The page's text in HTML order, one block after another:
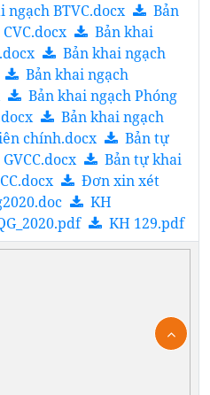
ngạch BTVC.docx
Bản
Bản khai
Bản khai ngạch
Bản khai ngạch
Bản khai ngạch Phóng
Bản khai ngạch
chính.docx
Bản tự
Bản tự khai
Đơn xin xét
KH
KH 129.pdf